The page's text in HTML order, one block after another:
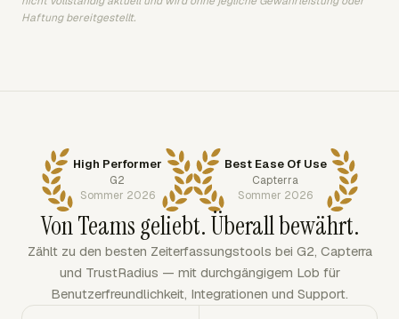
Haftung bereitgestellt.
High Performer
G2
Sommer 2026
Best Ease Of Use
Capterra
Sommer 2026
Von Teams geliebt. Überall bewährt.
Zählt zu den besten Zeiterfassungstools bei G2, Capterra
und TrustRadius — mit durchgängigem Lob für
Benutzerfreundlichkeit, Integrationen und Support.